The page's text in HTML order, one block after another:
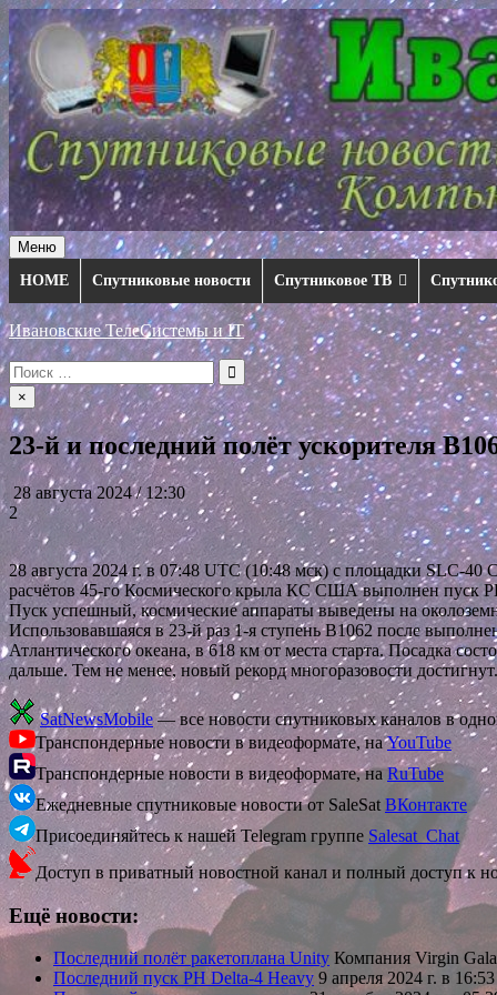
Перейти
к
содержимому
Меню
HOME
Спутниковые новости Спутниковое ТВ
Ивановские ТелеСистемы и IT
Искать:
×
23-й и последний полёт ускорителя
28 августа 2024 / 12:30
2
28 августа 2024 г. в 07:48 UTC (10:48 мск) с площадки
расчётов 45-го Космического крыла КС США выполнен пуск
Пуск успешный, космические аппараты выведены на
Использовавшаяся в 23-й раз 1-я ступень В1062 после
Атлантического океана, в 618 км от места старта. Посадка
дальше. Тем не менее, новый рекорд многоразовости достигнут.
SatNewsMobile — все новости спутниковых каналов в
Транспондерные новости в видеоформате, наYouTube
Транспондерные новости в видеоформате, наRuTube
Ежедневные спутниковые новости от SaleSat ВКонтакте
Присоединяйтесь к нашей Telegram группе Salesat_Chat
Доступ в приватный новостной канал и полный доступ к
Ещё новости:
Последний полёт ракетоплана Unity Компания Virgin
Последний пуск РН Delta-4 Heavy 9 апреля 2024 г. в